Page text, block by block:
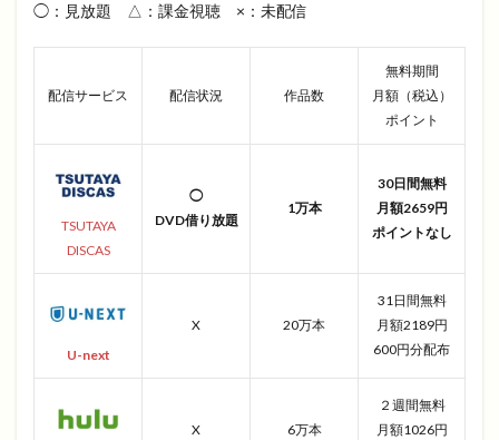
◯：見放題 △：課金視聴 ×：未配信
配信サービス 配信状況 作品数
無料期間
月額（税込）
ポイント
TSUTAYA
DISCAS
◯
DVD借り放題
1万本
30日間無料
月額2659円
ポイントなし
U-next
X 20万本
31日間無料
月額2189円
600円分配布
X 6万本
２週間無料
月額1026円